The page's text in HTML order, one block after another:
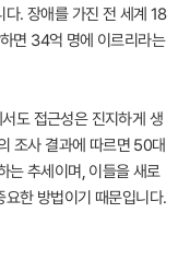
다. 장애를 가진 전 세계 18
면 34억 명에 이르리라는
도 접근성은 진지하게 생
조사 결과에 따르면 50대
는 추세이며, 이들을 새로
한 방법이기 때문입니다.